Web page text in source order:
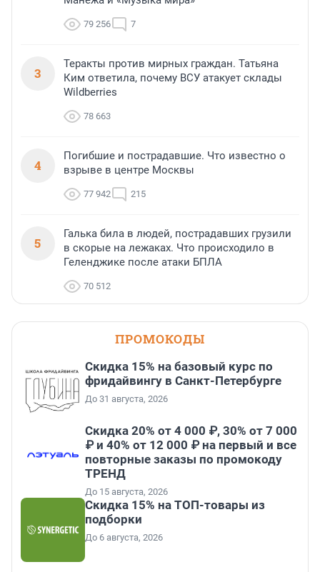
79 256 7
3
Теракты против мирных граждан. Татьяна
Ким ответила, почему ВСУ атакует склады
Wildberries
78 663
4
Погибшие и пострадавшие. Что известно о
взрыве в центре Москвы
77 942 215
5
Галька била в людей, пострадавших грузили
в скорые на лежаках. Что происходило в
Геленджике после атаки БПЛА
70 512
ПРОМОКОДЫ
Скидка 15% на базовый курс по
фридайвингу в Санкт-Петербурге
До 31 августа, 2026
Скидка 20% от 4 000 ₽, 30% от 7 000
₽ и 40% от 12 000 ₽ на первый и все
повторные заказы по промокоду
ТРЕНД
До 15 августа, 2026
Скидка 15% на ТОП-товары из
подборки
До 6 августа, 2026